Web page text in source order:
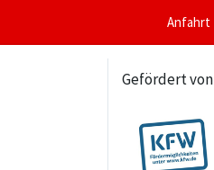
Anfahrt
Gefördert von